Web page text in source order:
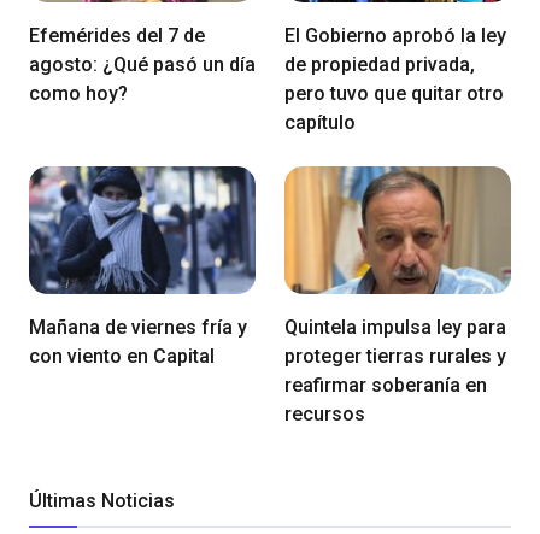
Efemérides del 7 de
agosto: ¿Qué pasó un día
como hoy?
El Gobierno aprobó la ley
de propiedad privada,
pero tuvo que quitar otro
capítulo
Mañana de viernes fría y
con viento en Capital
Quintela impulsa ley para
proteger tierras rurales y
reafirmar soberanía en
recursos
Últimas Noticias